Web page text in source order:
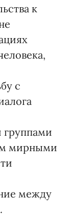
к
с
мирными
между